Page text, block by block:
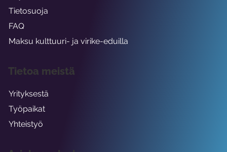
Tietosuoja
FAQ
Maksu kulttuuri- ja virike-eduilla
Tietoa meistä
Yrityksestä
Työpaikat
Yhteistyö